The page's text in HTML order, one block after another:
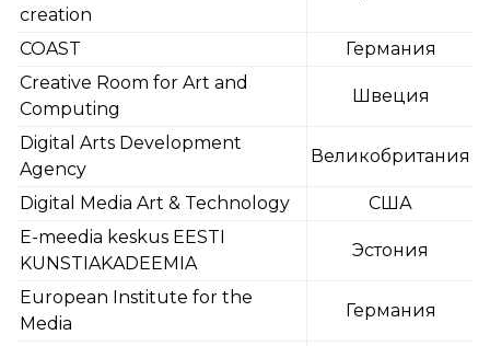
creation
COAST
Германия
Creative Room for Art and
Computing
Швеция
Digital Arts Development
Agency
Великобритания
Digital Media Art & Technology
США
E-meedia keskus EESTI
KUNSTIAKADEEMIA
Эстония
European Institute for the
Media
Германия